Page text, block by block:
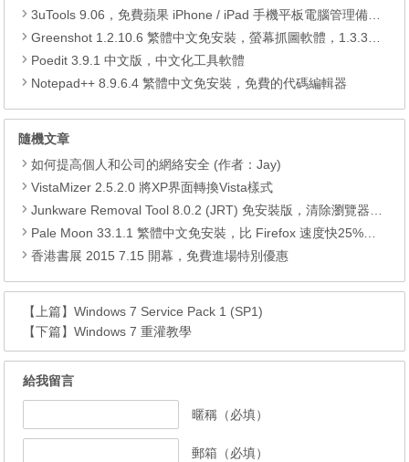
3uTools 9.06，免費蘋果 iPhone / iPad 手機平板電腦管理備份還原軟體
Greenshot 1.2.10.6 繁體中文免安裝，螢幕抓圖軟體，1.3.315 安裝版
Poedit 3.9.1 中文版，中文化工具軟體
Notepad++ 8.9.6.4 繁體中文免安裝，免費的代碼編輯器
隨機文章
如何提高個人和公司的網絡安全 (作者：Jay)
VistaMizer 2.5.2.0 將XP界面轉換Vista樣式
Junkware Removal Tool 8.0.2 (JRT) 免安裝版，清除瀏覽器上方不知名的工具列
Pale Moon 33.1.1 繁體中文免安裝，比 Firefox 速度快25%瀏覽器
香港書展 2015 7.15 開幕，免費進場特別優惠
【上篇】Windows 7 Service Pack 1 (SP1)
【下篇】Windows 7 重灌教學
給我留言
暱稱（必填）
郵箱（必填）